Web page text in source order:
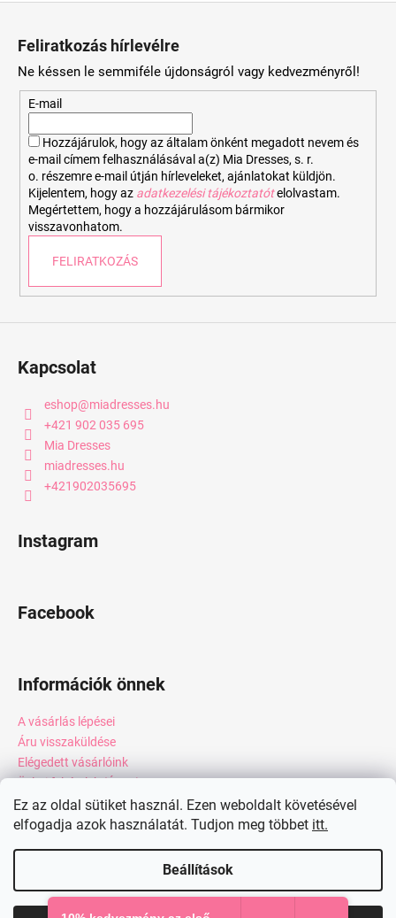
Ez az oldal sütiket használ. Ezen weboldalt követésével
elfogadja azok használatát. Tudjon meg többet itt.
Beállítások
Feliratkozás hírlevélre
Ne késsen le semmiféle újdonságról vagy kedvezményről!
E-mail
Hozzájárulok, hogy az általam önként megadott nevem és
e-mail címem felhasználásával a(z) Mia Dresses, s. r.
o. részemre e-mail útján hírleveleket, ajánlatokat küldjön.
Kijelentem, hogy az adatkezelési tájékoztatót elolvastam.
Megértettem, hogy a hozzájárulásom bármikor
visszavonhatom.
FELIRATKOZÁS
Kapcsolat
eshop@miadresses.hu
+421 902 035 695
Mia Dresses
miadresses.hu
+421902035695
Instagram
Facebook
Információk önnek
A vásárlás lépései
Áru visszaküldése
Elégedett vásárlóink
Üzleti feltételek (ÁSZF)
Adatkezelési tájékoztató
Webáruház értékelése
Shoptet készítette